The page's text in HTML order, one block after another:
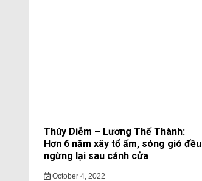
Thúy Diễm – Lương Thế Thành:
Hơn 6 năm xây tổ ấm, sóng gió đều
ngừng lại sau cánh cửa
October 4, 2022